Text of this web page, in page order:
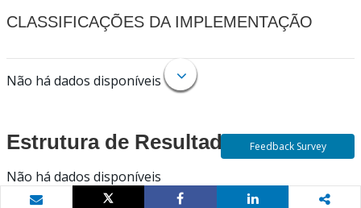
CLASSIFICAÇÕES DA IMPLEMENTAÇÃO
Não há dados disponíveis
Estrutura de Resultados
Não há dados disponíveis
Feedback Survey